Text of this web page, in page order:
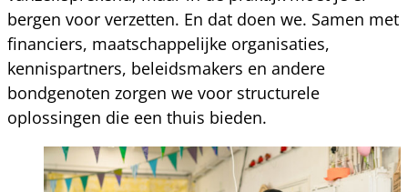
bergen voor verzetten. En dat doen we. Samen met
financiers, maatschappelijke organisaties,
kennispartners, beleidsmakers en andere
bondgenoten zorgen we voor structurele
oplossingen die een thuis bieden.